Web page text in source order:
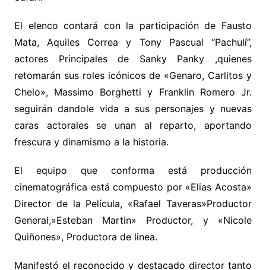
El elenco contará con la participación de Fausto
Mata, Aquiles Correa y Tony Pascual “Pachulí”,
actores Principales de Sanky Panky ,quienes
retomarán sus roles icónicos de «Genaro, Carlitos y
Chelo», Massimo Borghetti y Franklin Romero Jr.
seguirán dandole vida a sus personajes y nuevas
caras actorales se unan al reparto, aportando
frescura y dinamismo a la historia.
El equipo que conforma está producción
cinematográfica está compuesto por «Elias Acosta»
Director de la Película, «Rafael Taveras»Productor
General,»Esteban Martin» Productor, y «Nicole
Quiñones», Productora de linea.
Manifestó el reconocido y destacado director tanto